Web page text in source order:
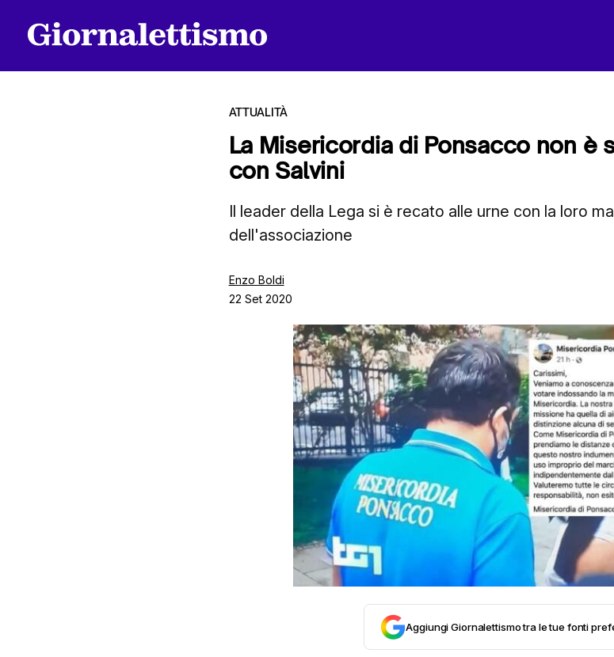
ATTUALITÀ
La Misericordia di Ponsacco non è
con Salvini
Il leader della Lega si è recato alle urne con la loro
dell'associazione
Enzo Boldi
22 Set 2020
Aggiungi Giornalettismo tra le tue fonti